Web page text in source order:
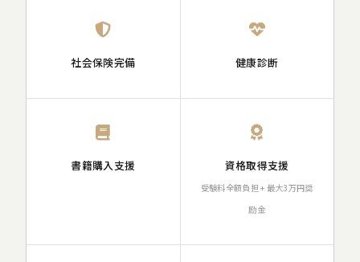
社会保険完備 健康診断
書籍購入支援 資格取得支援
受験料全額負担 + 最大3万円奨
励金